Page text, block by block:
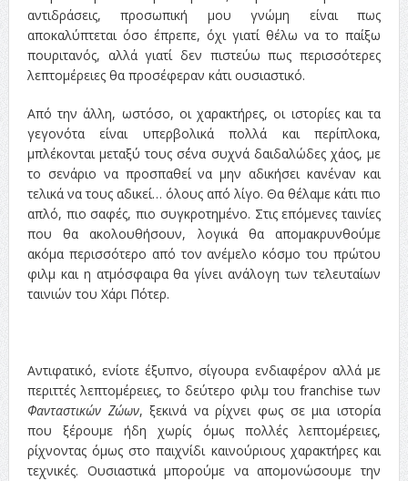
αντιδράσεις, προσωπική μου γνώμη είναι πως
αποκαλύπτεται όσο έπρεπε, όχι γιατί θέλω να το παίξω
πουριτανός, αλλά γιατί δεν πιστεύω πως περισσότερες
λεπτομέρειες θα προσέφεραν κάτι ουσιαστικό.
Από την άλλη, ωστόσο, οι χαρακτήρες, οι ιστορίες και τα
γεγονότα είναι υπερβολικά πολλά και περίπλοκα,
μπλέκονται μεταξύ τους σ΄ένα συχνά δαιδαλώδες χάος, με
το σενάριο να προσπαθεί να μην αδικήσει κανέναν και
τελικά να τους αδικεί… όλους από λίγο. Θα θέλαμε κάτι πιο
απλό, πιο σαφές, πιο συγκροτημένο. Στις επόμενες ταινίες
που θα ακολουθήσουν, λογικά θα απομακρυνθούμε
ακόμα περισσότερο από τον ανέμελο κόσμο του πρώτου
φιλμ και η ατμόσφαιρα θα γίνει ανάλογη των τελευταίων
ταινιών του Χάρι Πότερ.
Αντιφατικό, ενίοτε έξυπνο, σίγουρα ενδιαφέρον αλλά με
περιττές λεπτομέρειες, το δεύτερο φιλμ του franchise των
Φανταστικών Ζώων, ξεκινά να ρίχνει φως σε μια ιστορία
που ξέρουμε ήδη χωρίς όμως πολλές λεπτομέρειες,
ρίχνοντας όμως στο παιχνίδι καινούριους χαρακτήρες και
τεχνικές. Ουσιαστικά μπορούμε να απομονώσουμε την